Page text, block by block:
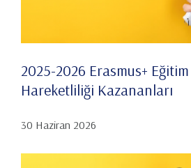
2025-2026 Erasmus+
Hareketliliği Kazananları
30 Haziran 2026